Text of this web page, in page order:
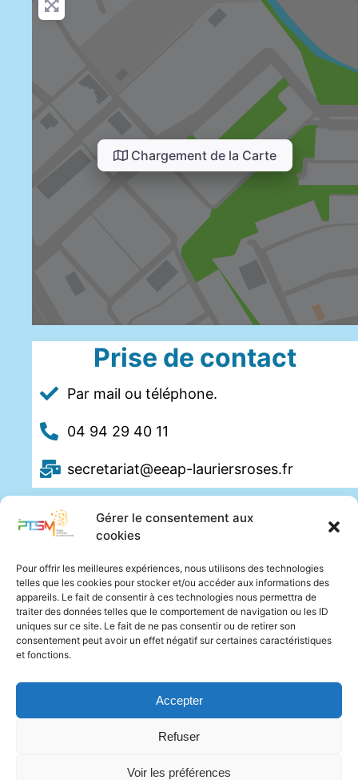
Gérer le consentement aux
cookies
Pour offrir les meilleures expériences, nous utilisons des technologies
telles que les cookies pour stocker et/ou accéder aux informations des
appareils. Le fait de consentir à ces technologies nous permettra de
traiter des données telles que le comportement de navigation ou les ID
uniques sur ce site. Le fait de ne pas consentir ou de retirer son
consentement peut avoir un effet négatif sur certaines caractéristiques
et fonctions.
Accepter
Refuser
Voir les préférences
Chargement de la Carte
Prise de contact
Par mail ou téléphone.
04 94 29 40 11
secretariat@eeap-lauriersroses.fr